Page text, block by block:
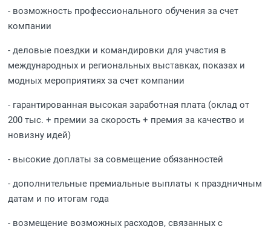
- возможность профессионального обучения за счет
компании
- деловые поездки и командировки для участия в
международных и региональных выставках, показах и
модных мероприятиях за счет компании
- гарантированная высокая заработная плата (оклад от
200 тыс. + премии за скорость + премия за качество и
новизну идей)
- высокие доплаты за совмещение обязанностей
- дополнительные премиальные выплаты к праздничным
датам и по итогам года
- возмещение возможных расходов, связанных с